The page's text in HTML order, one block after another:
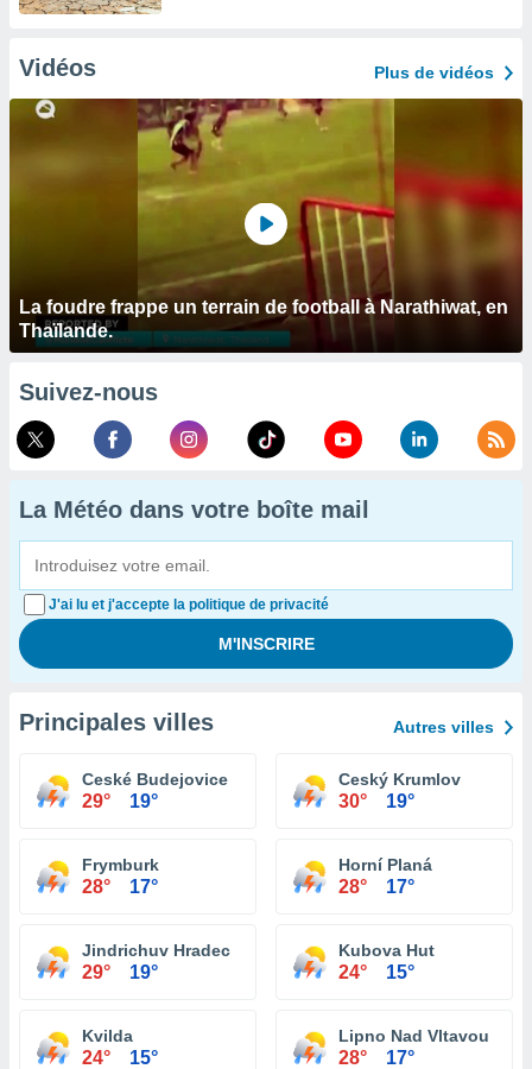
Vidéos Plus de vidéos
La foudre frappe un terrain de football à Narathiwat, en
Thaïlande.
Suivez-nous
La Météo dans votre boîte mail
J'ai lu et j'accepte la politique de privacité
Principales villes Autres villes
Ceské Budejovice
29° 19°
Ceský Krumlov
30° 19°
Frymburk
28° 17°
Horní Planá
28° 17°
Jindrichuv Hradec
29° 19°
Kubova Hut
24° 15°
Kvilda
24° 15°
Lipno Nad Vltavou
28° 17°